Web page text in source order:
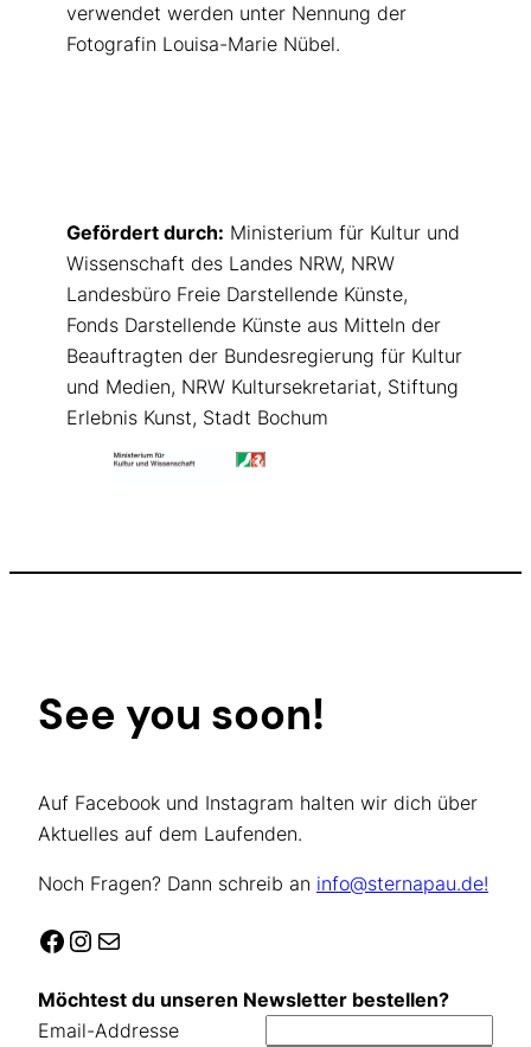
verwendet werden unter Nennung der
Fotografin Louisa-Marie Nübel.
Gefördert durch: Ministerium für Kultur und
Wissenschaft des Landes NRW, NRW
Landesbüro Freie Darstellende Künste,
Fonds Darstellende Künste aus Mitteln der
Beauftragten der Bundesregierung für Kultur
und Medien, NRW Kultursekretariat, Stiftung
Erlebnis Kunst, Stadt Bochum
See you soon!
Auf Facebook und Instagram halten wir dich über
Aktuelles auf dem Laufenden.
Noch Fragen? Dann schreib an info@sternapau.de!
Facebook
Instagram
E-Mail
Möchtest du unseren Newsletter bestellen?
Email-Addresse